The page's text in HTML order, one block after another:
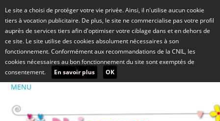
Le site a choisi de protéger votre vie privée. Ainsi, il n'utilise aucun cookie
tiers à vocation publicitaire. De plus, le site ne commercialise pas votre profil
auprès de services tiers afin d'optimiser votre ciblage dans et en dehors de
ce site. Le site utilise des cookies absolument nécessaires à son
fonctionnement. Conformément aux recommandations de la CNIL, les
cookies nécessaires au bon fonctionnement du site sont exemptés de
consentement.
En savoir plus OK
MENU